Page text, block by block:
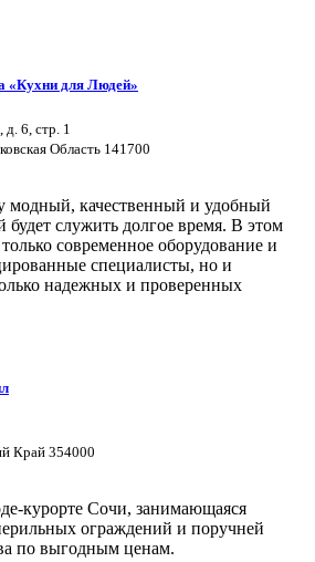
«Кухни для Людей»
д. 6, стр. 1
Область 141700
модный, качественный и удобный
будет служить долгое время. В этом
современное оборудование и
специалисты, но и
надежных и проверенных
Край 354000
курорте Сочи, занимающаяся
ограждений и поручней
по выгодным ценам.